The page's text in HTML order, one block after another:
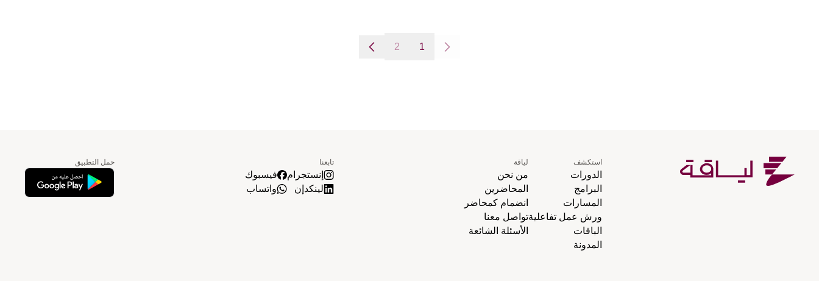
1
2
استكشف
الدورات
البرامج
المسارات
ورش عمل تفاعلية
الباقات
المدونة
لياقة
من نحن
المحاضرين
انضمام كمحاضر
تواصل معنا
الأسئلة الشائعة
تابعنا
إنستجرام
لينكدإن
فيسبوك
واتساب
حمل التطبيق